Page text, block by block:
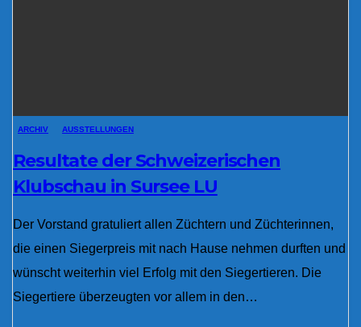
ARCHIV AUSSTELLUNGEN
Resultate der Schweizerischen
Klubschau in Sursee LU
Der Vorstand gratuliert allen Züchtern und Züchterinnen,
die einen Siegerpreis mit nach Hause nehmen durften und
wünscht weiterhin viel Erfolg mit den Siegertieren. Die
Siegertiere überzeugten vor allem in den…